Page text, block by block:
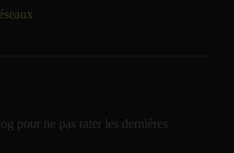
pour ne pas rater les dernières